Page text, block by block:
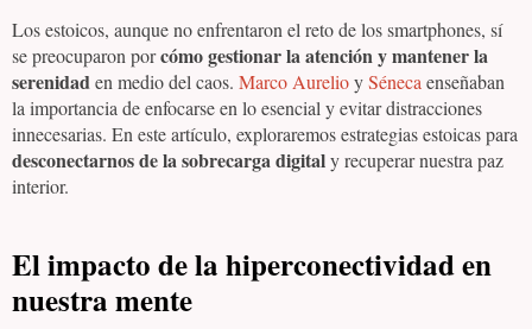
Los estoicos, aunque no enfrentaron el reto de los smartphones, sí
se preocuparon porcómo gestionar la atención y mantener la
serenidaden medio del caos. Marco AurelioySénecaenseñaban
la importancia de enfocarse en lo esencial y evitar distracciones
innecesarias. En este artículo, exploraremos estrategias estoicas para
desconectarnos de la sobrecarga digitaly recuperar nuestra paz
interior.
El impacto de la hiperconectividad en
nuestra mente